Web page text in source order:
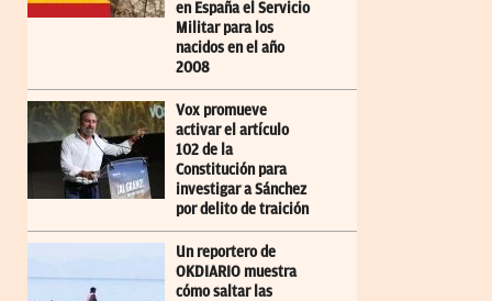
en España el Servicio
Militar para los
nacidos en el año
2008
Vox promueve
activar el artículo
102 de la
Constitución para
investigar a Sánchez
por delito de traición
Un reportero de
OKDIARIO muestra
cómo saltar las